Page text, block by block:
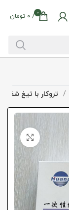
0
/
0 تومان
تروکار با تیغ